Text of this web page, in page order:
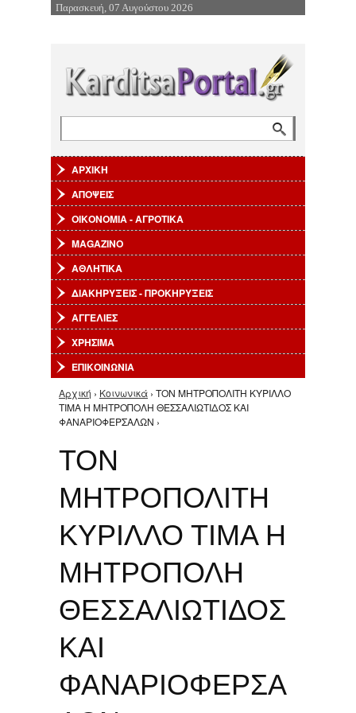
Επιστροφή στην Πλοήγηση
Παρασκευή, 07 Αυγούστου 2026
ΑΡΧΙΚΗ
ΑΠΟΨΕΙΣ
ΟΙΚΟΝΟΜΙΑ - ΑΓΡΟΤΙΚΑ
MAGAZINO
ΑΘΛΗΤΙΚΑ
ΔΙΑΚΗΡΥΞΕΙΣ - ΠΡΟΚΗΡΥΞΕΙΣ
ΑΓΓΕΛΙΕΣ
ΧΡΗΣΙΜΑ
ΕΠΙΚΟΙΝΩΝΙΑ
Είστε εδώ
Αρχική › Κοινωνικά › ΤΟΝ ΜΗΤΡΟΠΟΛΙΤΗ ΚΥΡΙΛΛΟ
ΤΙΜΑ Η ΜΗΤΡΟΠΟΛΗ ΘΕΣΣΑΛΙΩΤΙΔΟΣ ΚΑΙ
ΦΑΝΑΡΙΟΦΕΡΣΑΛΩΝ ›
ΤΟΝ
ΜΗΤΡΟΠΟΛΙΤΗ
ΚΥΡΙΛΛΟ ΤΙΜΑ Η
ΜΗΤΡΟΠΟΛΗ
ΘΕΣΣΑΛΙΩΤΙΔΟΣ
ΚΑΙ
ΦΑΝΑΡΙΟΦΕΡΣΑ